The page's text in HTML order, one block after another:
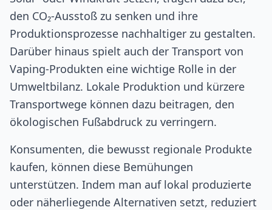
den CO₂-Ausstoß zu senken und ihre
Produktionsprozesse nachhaltiger zu gestalten.
Darüber hinaus spielt auch der Transport von
Vaping-Produkten eine wichtige Rolle in der
Umweltbilanz. Lokale Produktion und kürzere
Transportwege können dazu beitragen, den
ökologischen Fußabdruck zu verringern.
Konsumenten, die bewusst regionale Produkte
kaufen, können diese Bemühungen
unterstützen. Indem man auf lokal produzierte
oder näherliegende Alternativen setzt, reduziert